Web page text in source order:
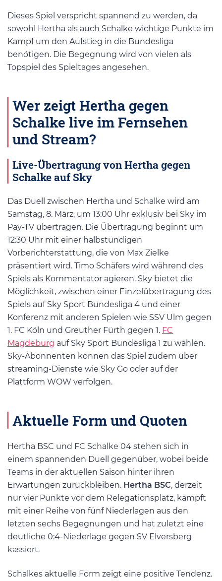
Dieses Spiel verspricht spannend zu werden, da
sowohl Hertha als auch Schalke wichtige Punkte im
Kampf um den Aufstieg in die Bundesliga
benötigen. Die Begegnung wird von vielen als
Topspiel des Spieltages angesehen.
Wer zeigt Hertha gegen
Schalke live im Fernsehen
und Stream?
Live-Übertragung von Hertha gegen
Schalke auf Sky
Das Duell zwischen Hertha und Schalke wird am
Samstag, 8. März, um 13:00 Uhr exklusiv bei Sky im
Pay-TV übertragen. Die Übertragung beginnt um
12:30 Uhr mit einer halbstündigen
Vorberichterstattung, die von Max Zielke
präsentiert wird. Timo Schäfers wird während des
Spiels als Kommentator agieren. Sky bietet die
Möglichkeit, zwischen einer Einzelübertragung des
Spiels auf Sky Sport Bundesliga 4 und einer
Konferenz mit anderen Spielen wie SSV Ulm gegen
1. FC Köln und Greuther Fürth gegen 1. FC
Magdeburg auf Sky Sport Bundesliga 1 zu wählen.
Sky-Abonnenten können das Spiel zudem über
streaming-Dienste wie Sky Go oder auf der
Plattform WOW verfolgen.
Aktuelle Form und Quoten
Hertha BSC und FC Schalke 04 stehen sich in
einem spannenden Duell gegenüber, wobei beide
Teams in der aktuellen Saison hinter ihren
Erwartungen zurückbleiben. Hertha BSC, derzeit
nur vier Punkte vor dem Relegationsplatz, kämpft
mit einer Reihe von fünf Niederlagen aus den
letzten sechs Begegnungen und hat zuletzt eine
deutliche 0:4-Niederlage gegen SV Elversberg
kassiert.
Schalkes aktuelle Form zeigt eine positive Tendenz.